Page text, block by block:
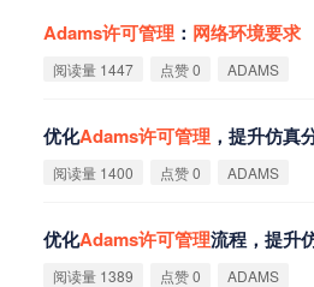
Adams许可管理 ： 网络环境要求
阅读量 1447 点赞 0 ADAMS
优化Adams许可管理 ，提升仿真
阅读量 1400 点赞 0 ADAMS
优化Adams许可管理流程，提升
阅读量 1389 点赞 0 ADAMS